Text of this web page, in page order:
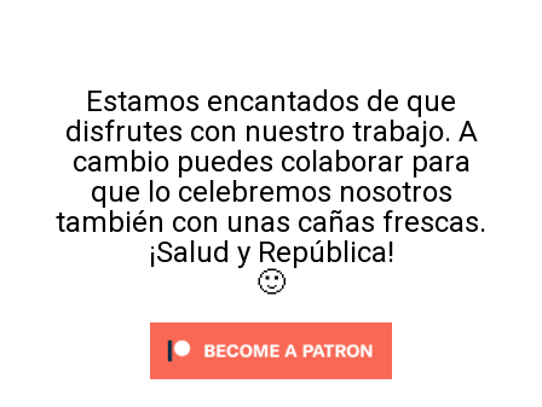
Estamos encantados de que
disfrutes con nuestro trabajo. A
cambio puedes colaborar para
que lo celebremos nosotros
también con unas cañas frescas.
¡Salud y República!
🙂